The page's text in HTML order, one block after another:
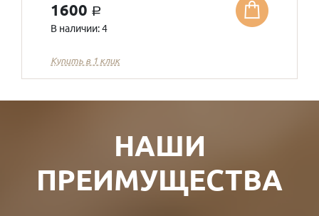
1600 a
В наличии: 4
Купить в 1 клик
НАШИ
ПРЕИМУЩЕСТВА